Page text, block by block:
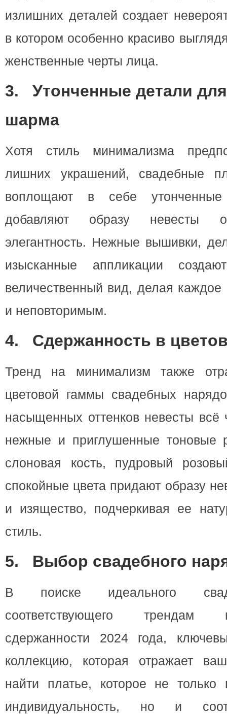
излишних деталей создает
в котором особенно красиво
женственные черты лица.
3. Утонченные детали
шарма
Хотя стиль минимализма
лишних украшений, свадебные
воплощают в себе
добавляют образу
элегантность. Нежные вышивки,
изысканные аппликации
величественный вид, делая
и неповторимым.
4. Сдержанность в
Тренд на минимализм также
цветовой гаммы свадебных
насыщенных оттенков невесты всё
нежные и приглушенные тоновые
слоновая кость, пудровый
спокойные цвета придают образу
и изящество, подчеркивая ее
стиль.
5. Выбор свадебного
В поиске идеального
соответствующего
сдержанности 2024 года,
коллекцию, которая отражает
найти платье, которое не только
индивидуальность, но и